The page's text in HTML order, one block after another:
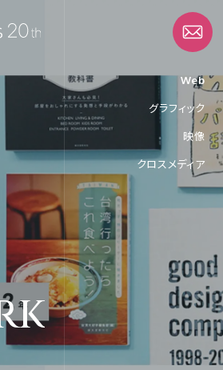
Web
グラフィック
映像
クロスメディア